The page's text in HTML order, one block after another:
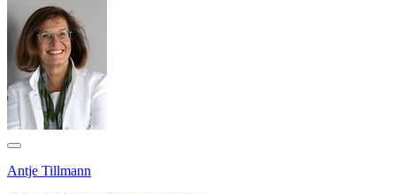
Antje Tillmann